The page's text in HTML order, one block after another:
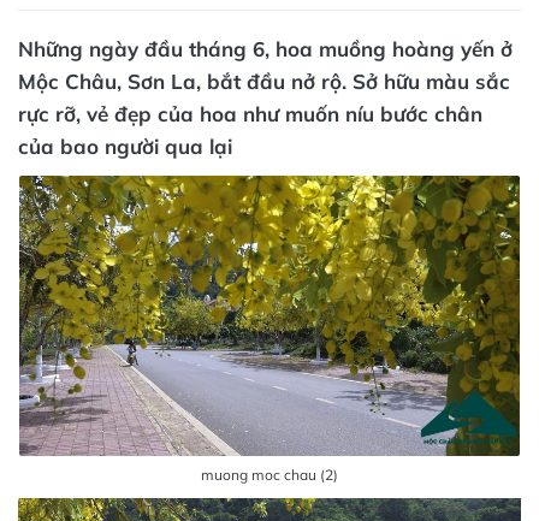
Những ngày đầu tháng 6, hoa muồng hoàng yến ở
Mộc Châu, Sơn La, bắt đầu nở rộ. Sở hữu màu sắc
rực rỡ, vẻ đẹp của hoa như muốn níu bước chân
của bao người qua lại
muong moc chau (2)